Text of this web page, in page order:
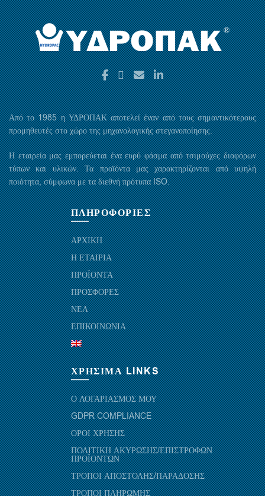
Από το 1985 η ΥΔΡΟΠΑΚ αποτελεί έναν από τους σημαντικότερους
προμηθευτές στο χώρο της μηχανολογικής στεγανοποίησης.
Η εταιρεία μας εμπορεύεται ένα ευρύ φάσμα από τσιμούχες διαφόρων
τύπων και υλικών. Τα προϊόντα μας χαρακτηρίζονται από υψηλή
ποιότητα, σύμφωνα με τα διεθνή πρότυπα ISO.
ΠΛΗΡΟΦΟΡΙΕΣ
ΑΡΧΙΚΗ
Η ΕΤΑΙΡΙΑ
ΠΡΟΪΟΝΤΑ
ΠΡΟΣΦΟΡΕΣ
ΝΕΑ
ΕΠΙΚΟΙΝΩΝΙΑ
ΧΡΗΣΙΜΑ LINKS
Ο ΛΟΓΑΡΙΑΣΜΟΣ ΜΟΥ
GDPR COMPLIANCE
ΟΡΟΙ ΧΡΗΣΗΣ
ΠΟΛΙΤΙΚΗ ΑΚΥΡΩΣΗΣ/ΕΠΙΣΤΡΟΦΩΝ
ΠΡΟΪΟΝΤΩΝ
ΤΡΟΠΟΙ ΑΠΟΣΤΟΛΗΣ/ΠΑΡΑΔΟΣΗΣ
ΤΡΟΠΟΙ ΠΛΗΡΩΜΗΣ